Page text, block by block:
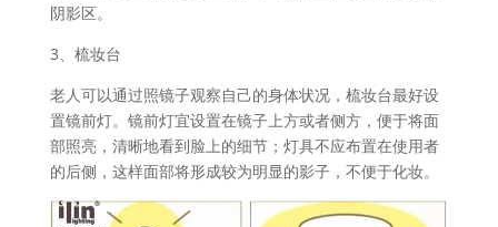
阴影区。
3、梳妆台
老人可以通过照镜子观察自己的身体状况，梳妆台最好设
置镜前灯。镜前灯宜设置在镜子上方或者侧方，便于将面
部照亮，清晰地看到脸上的细节；灯具不应布置在使用者
的后侧，这样面部将形成较为明显的影子，不便于化妆。